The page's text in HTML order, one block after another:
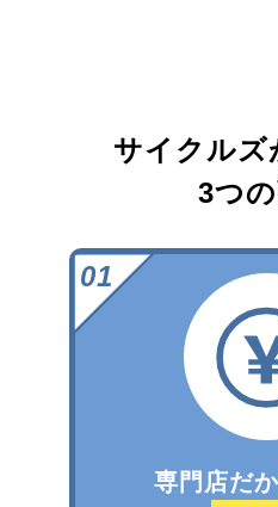
サイクルズ
3つ
専門店だ